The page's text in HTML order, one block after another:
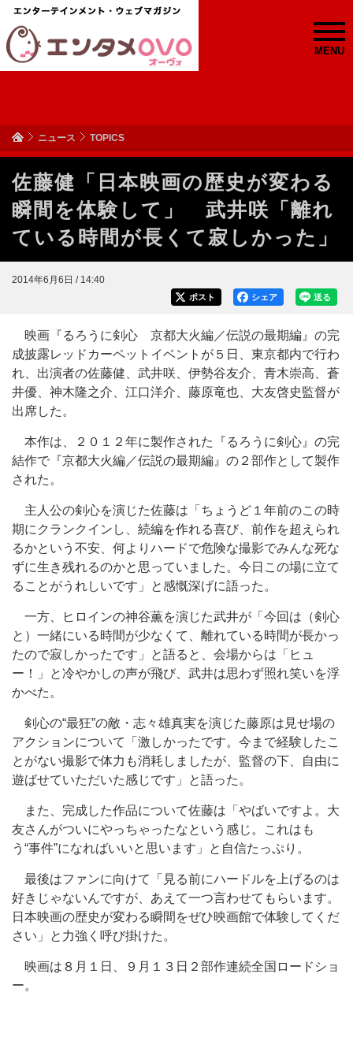
MENU
ニュース TOPICS
佐藤健「日本映画の歴史が変わる
瞬間を体験して」 武井咲「離れ
ている時間が長くて寂しかった」
2014年6月6日 / 14:40
送る
シェア
ポスト
映画『るろうに剣心 京都大火編／伝説の最期編』の完
成披露レッドカーペットイベントが５日、東京都内で行わ
れ、出演者の佐藤健、武井咲、伊勢谷友介、青木崇高、蒼
井優、神木隆之介、江口洋介、藤原竜也、大友啓史監督が
出席した。
本作は、２０１２年に製作された『るろうに剣心』の完
結作で『京都大火編／伝説の最期編』の２部作として製作
された。
主人公の剣心を演じた佐藤は「ちょうど１年前のこの時
期にクランクインし、続編を作れる喜び、前作を超えられ
るかという不安、何よりハードで危険な撮影でみんな死な
ずに生き残れるのかと思っていました。今日この場に立て
ることがうれしいです」と感慨深げに語った。
一方、ヒロインの神谷薫を演じた武井が「今回は（剣心
と）一緒にいる時間が少なくて、離れている時間が長かっ
たので寂しかったです」と語ると、会場からは「ヒュ
ー！」と冷やかしの声が飛び、武井は思わず照れ笑いを浮
かべた。
剣心の“最狂”の敵・志々雄真実を演じた藤原は見せ場の
アクションについて「激しかったです。今まで経験したこ
とがない撮影で体力も消耗しましたが、監督の下、自由に
遊ばせていただいた感じです」と語った。
また、完成した作品について佐藤は「やばいですよ。大
友さんがついにやっちゃったなという感じ。これはも
う“事件”になればいいと思います」と自信たっぷり。
最後はファンに向けて「見る前にハードルを上げるのは
好きじゃないんですが、あえて一つ言わせてもらいます。
日本映画の歴史が変わる瞬間をぜひ映画館で体験してくだ
さい」と力強く呼び掛けた。
映画は８月１日、９月１３日２部作連続全国ロードショ
ー。